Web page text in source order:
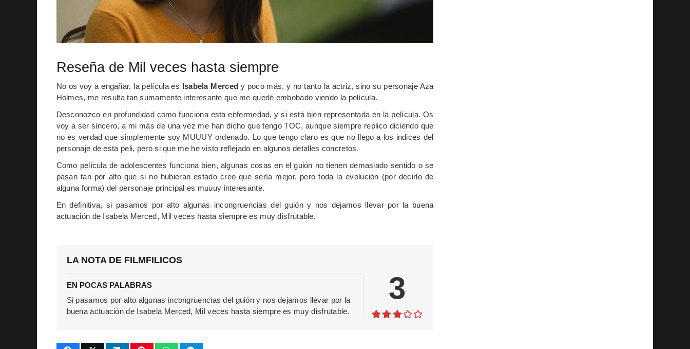
Reseña de Mil veces hasta siempre
No os voy a engañar, la película es Isabela Merced y poco más, y no tanto la actriz, sino su personaje Aza
Holmes, me resulta tan sumamente interesante que me quedé embobado viendo la película.
Desconozco en profundidad como funciona esta enfermedad, y si está bien representada en la película. Os
voy a ser sincero, a mi más de una vez me han dicho que tengo TOC, aunque siempre replico diciendo que
no es verdad que simplemente soy MUUUY ordenado. Lo que tengo claro es que no llego a los indices del
personaje de esta peli, pero si que me he visto reflejado en algunos detalles concretos.
Como película de adolescentes funciona bien, algunas cosas en el guión no tienen demasiado sentido o se
pasan tan por alto que si no hubieran estado creo que sería mejor, pero toda la evolución (por decirlo de
alguna forma) del personaje principal es muuuy interesante.
En definitiva, si pasamos por alto algunas incongruencias del guión y nos dejamos llevar por la buena
actuación de Isabela Merced, Mil veces hasta siempre es muy disfrutable.
LA NOTA DE FILMFILICOS
EN POCAS PALABRAS
Si pasamos por alto algunas incongruencias del guión y nos dejamos llevar por la
buena actuación de Isabela Merced, Mil veces hasta siempre es muy disfrutable.
3